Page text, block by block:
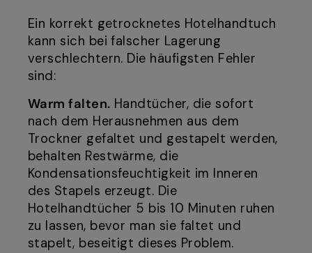
Ein korrekt getrocknetes Hotelhandtuch
kann sich bei falscher Lagerung
verschlechtern. Die häufigsten Fehler
sind:
Warm falten. Handtücher, die sofort
nach dem Herausnehmen aus dem
Trockner gefaltet und gestapelt werden,
behalten Restwärme, die
Kondensationsfeuchtigkeit im Inneren
des Stapels erzeugt. Die
Hotelhandtücher 5 bis 10 Minuten ruhen
zu lassen, bevor man sie faltet und
stapelt, beseitigt dieses Problem.